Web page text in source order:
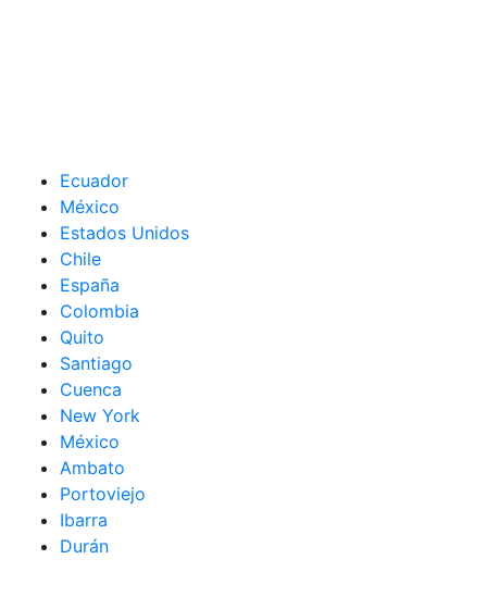
Ecuador
México
Estados Unidos
Chile
España
Colombia
Quito
Santiago
Cuenca
New York
México
Ambato
Portoviejo
Ibarra
Durán